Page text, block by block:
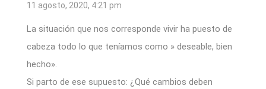
11 agosto, 2020, 4:21 pm
La situación que nos corresponde vivir ha puesto de
cabeza todo lo que teníamos como » deseable, bien
hecho».
Si parto de ese supuesto: ¿Qué cambios deben